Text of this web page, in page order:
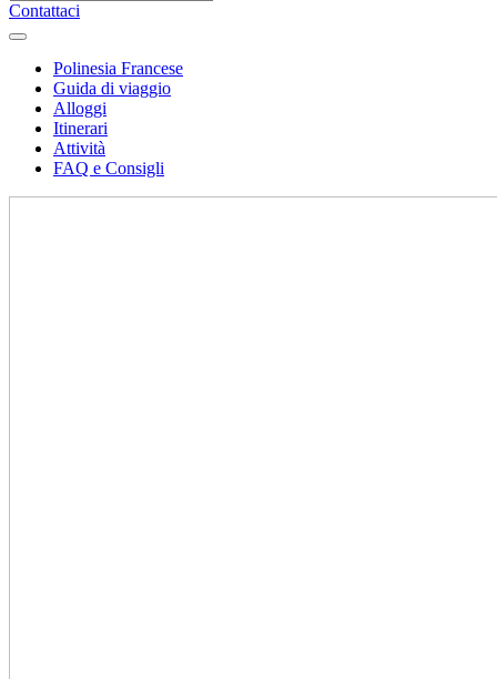
Contattaci
Polinesia Francese
Guida di viaggio
Alloggi
Itinerari
Attività
FAQ e Consigli